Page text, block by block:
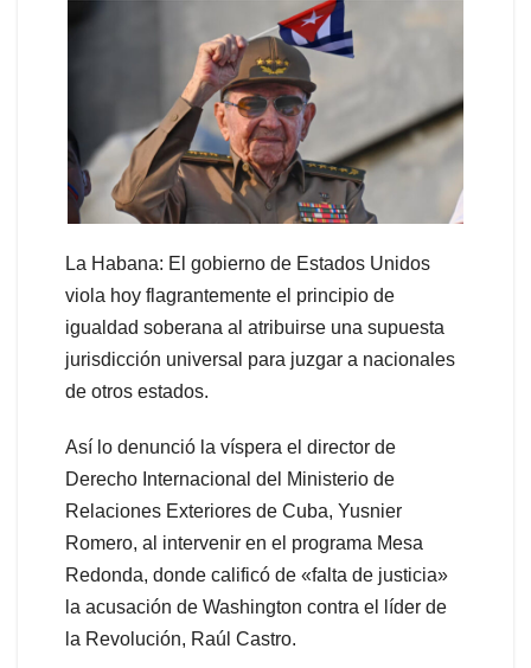
La Habana: El gobierno de Estados Unidos
viola hoy flagrantemente el principio de
igualdad soberana al atribuirse una supuesta
jurisdicción universal para juzgar a nacionales
de otros estados.
Así lo denunció la víspera el director de
Derecho Internacional del Ministerio de
Relaciones Exteriores de Cuba, Yusnier
Romero, al intervenir en el programa Mesa
Redonda, donde calificó de «falta de justicia»
la acusación de Washington contra el líder de
la Revolución, Raúl Castro.